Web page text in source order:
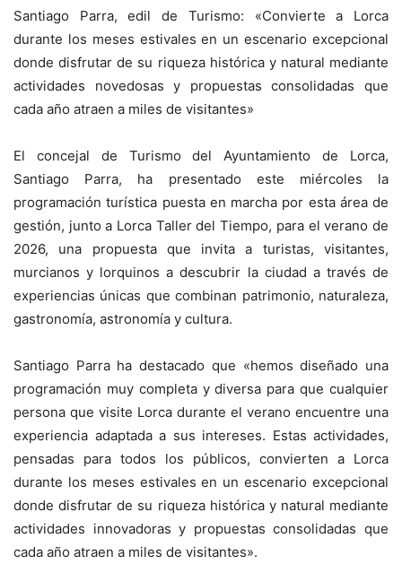
Santiago Parra, edil de Turismo: «Convierte a Lorca
durante los meses estivales en un escenario excepcional
donde disfrutar de su riqueza histórica y natural mediante
actividades novedosas y propuestas consolidadas que
cada año atraen a miles de visitantes»
El concejal de Turismo del Ayuntamiento de Lorca,
Santiago Parra, ha presentado este miércoles la
programación turística puesta en marcha por esta área de
gestión, junto a Lorca Taller del Tiempo, para el verano de
2026, una propuesta que invita a turistas, visitantes,
murcianos y lorquinos a descubrir la ciudad a través de
experiencias únicas que combinan patrimonio, naturaleza,
gastronomía, astronomía y cultura.
Santiago Parra ha destacado que «hemos diseñado una
programación muy completa y diversa para que cualquier
persona que visite Lorca durante el verano encuentre una
experiencia adaptada a sus intereses. Estas actividades,
pensadas para todos los públicos, convierten a Lorca
durante los meses estivales en un escenario excepcional
donde disfrutar de su riqueza histórica y natural mediante
actividades innovadoras y propuestas consolidadas que
cada año atraen a miles de visitantes».